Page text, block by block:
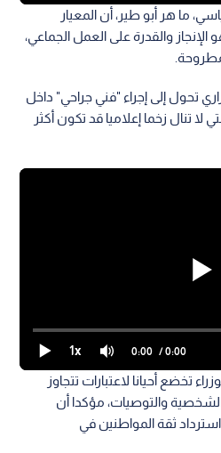
ما هر أبو طير، أن المعيار
الإنجاز والقدرة على العمل الجماعي،
تحول إلى إجراء "فني جراحي" داخل
لا تنال زخما إعلاميا قد تكون أكثر
1x 0:00 / 0:00
تخضع أحيانا لاعتبارات تتجاوز
الشخصية والتوصيات، مؤكدا أن
ثقة المواطنين في